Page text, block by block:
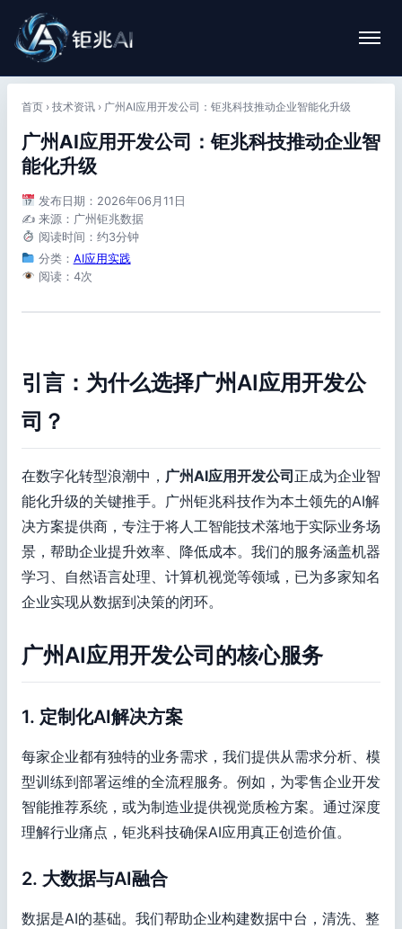
首页 › 技术资讯 › 广州AI应用开发公司：钜兆科技推动企业智能化升级
广州AI应用开发公司：钜兆科技推动企业智
能化升级
发布日期：2026年06月11日
✍️ 来源：广州钜兆数据
阅读时间：约3分钟
分类： AI应用实践
阅读：4次
引言：为什么选择广州AI应用开发公
司？
在数字化转型浪潮中， 广州AI应用开发公司 正成为企业智
能化升级的关键推手。广州钜兆科技作为本土领先的AI解
决方案提供商，专注于将人工智能技术落地于实际业务场
景，帮助企业提升效率、降低成本。我们的服务涵盖机器
学习、自然语言处理、计算机视觉等领域，已为多家知名
企业实现从数据到决策的闭环。
广州AI应用开发公司的核心服务
1. 定制化AI解决方案
每家企业都有独特的业务需求，我们提供从需求分析、模
型训练到部署运维的全流程服务。例如，为零售企业开发
智能推荐系统，或为制造业提供视觉质检方案。通过深度
理解行业痛点，钜兆科技确保AI应用真正创造价值。
2. 大数据与AI融合
数据是AI的基础。我们帮助企业构建数据中台，清洗、整